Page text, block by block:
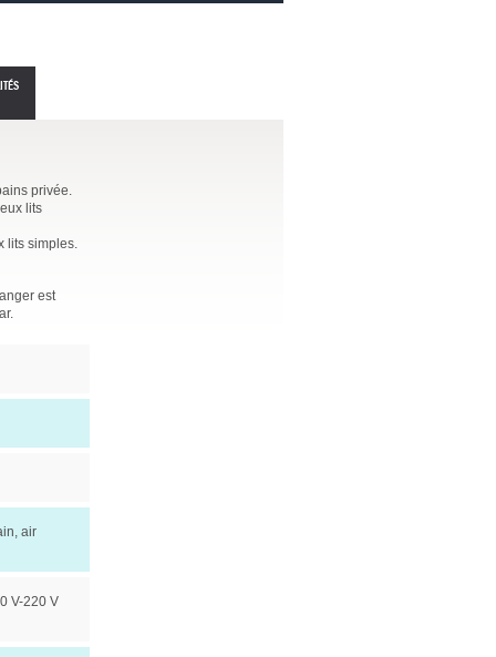
privée.
lits
lits simples.
est
air
V-220 V